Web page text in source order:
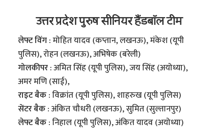
उत्तर प्रदेश पुरुष सीनियर हैंडबॉल टीम
लेफ्ट विंग :मोहित यादव (कप्तान, लखनऊ), मंकेश (यूपी
पुलिस), रोहन (लखनऊ), अभिषेक (बरेली)
गोलकीपर :अमित सिंह (यूपी पुलिस), जय सिंह (अयोध्या),
अमर मणि (साई),
राइट बैक :विक्रांत (यूपी पुलिस), शाहरुख (यूपी पुलिस)
सेंटर बैक :अंकित चौधरी (लखनऊ), सुमित (सुल्तानपुर)
लेफ्ट बैक :निहाल (यूपी पुलिस), अंकित यादव (अयोध्या)